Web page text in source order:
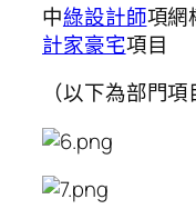
中綠設計師項網
計家豪宅項目
（以下為部門